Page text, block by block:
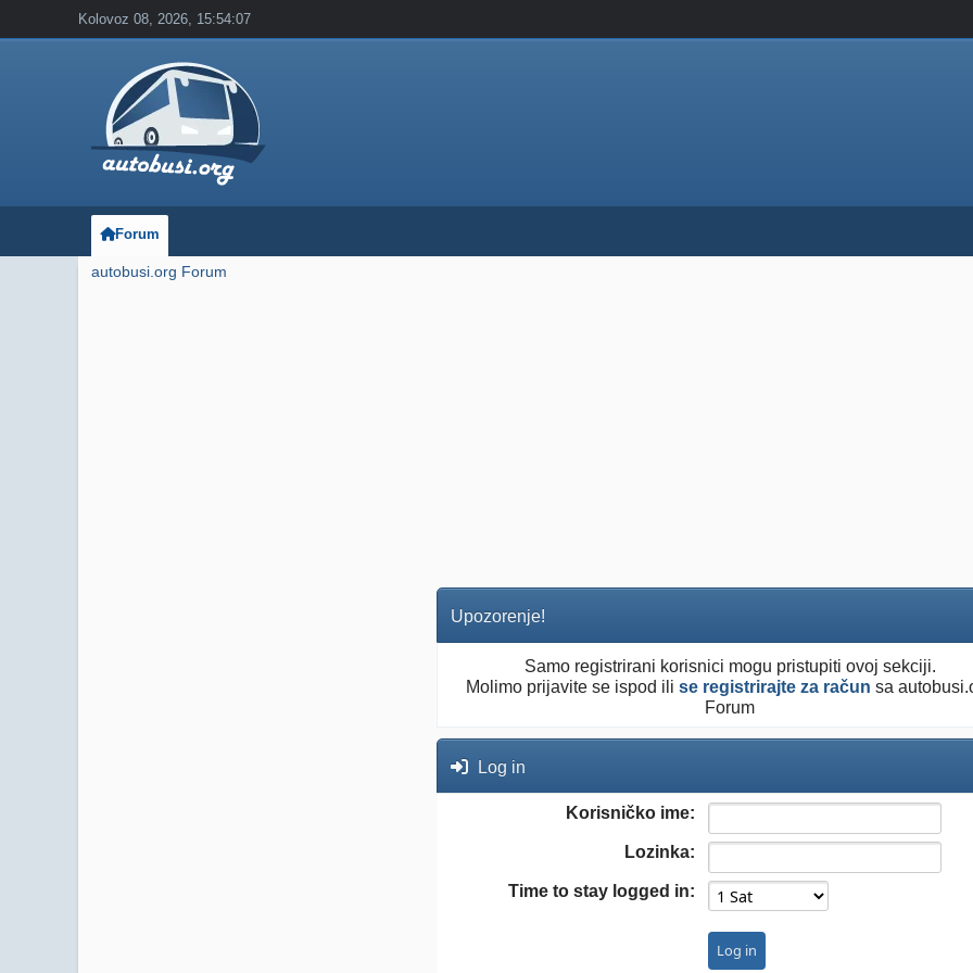
Kolovoz 08, 2026, 15:54:07
Forum
autobusi.org Forum
Upozorenje!
Samo registrirani korisnici mogu pristupiti ovoj sekciji.
Molimo prijavite se ispod ili se registrirajte za račun sa
Forum
Log in
Korisničko ime:
Lozinka:
Time to stay logged in: